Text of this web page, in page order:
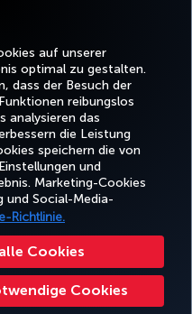
auf unserer
optimal zu gestalten.
dass der Besuch der
reibungslos
analysieren das
die Leistung
speichern die von
und
Marketing-Cookies
und Social-Media-
Richtlinie.
Cookies
Cookies
LinkedIn
TikTokBlog
HILFE
TURKISH
AIRLINES
HOLIDAYS
und Cookie-Richtlinie Rechtliche Hinweise
ändern
849
Mastercard Gold Kreditkarte wird von der Advanzia
¹ Der Mastercard-Wechselkurs, der für Zahlungen
Für weitere Informationen besuchen Sie bitte